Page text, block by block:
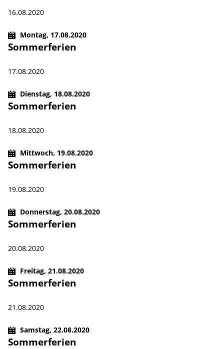
16.08.2020
Montag, 17.08.2020
Sommerferien
17.08.2020
Dienstag, 18.08.2020
Sommerferien
18.08.2020
Mittwoch, 19.08.2020
Sommerferien
19.08.2020
Donnerstag,20.08.2020
Sommerferien
20.08.2020
Freitag,21.08.2020
Sommerferien
21.08.2020
Samstag,22.08.2020
Sommerferien